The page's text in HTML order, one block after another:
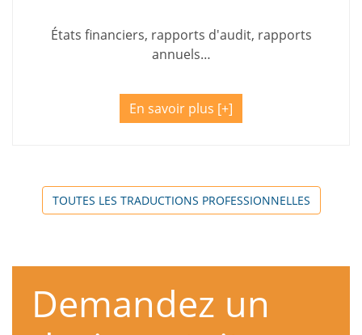
États financiers, rapports d'audit, rapports
annuels…
En savoir plus
TOUTES LES TRADUCTIONS PROFESSIONNELLES
Demandez un